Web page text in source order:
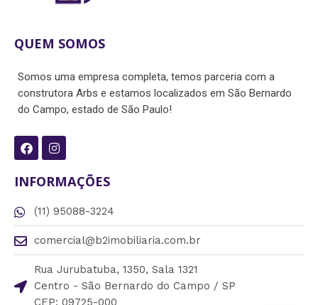
QUEM SOMOS
Somos uma empresa completa, temos parceria com a
construtora Arbs e estamos localizados em São Bernardo
do Campo, estado de São Paulo!
F
a
e
b
o
k
I
n
t
a
r
a
m
INFORMAÇÕES
(11) 95088-3224
comercial@b2imobiliaria.com.br
Rua Jurubatuba, 1350, Sala 1321
Centro - São Bernardo do Campo / SP
CEP: 09725-000